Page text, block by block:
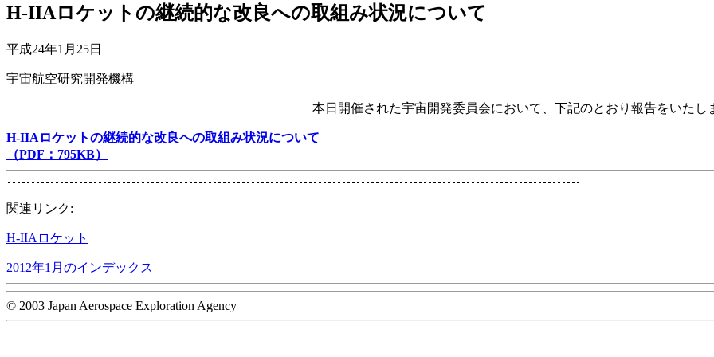
H-IIAロケットの継続的な改良への取組み状況について
平成24年1月25日
宇宙航空研究開発機構
本日開催された宇宙開発委員会において、下記のとおり報告をいたし
H-IIAロケットの継続的な改良への取組み状況について
（PDF：795KB）
関連リンク:
H-IIAロケット
2012年1月のインデックス
© 2003 Japan Aerospace Exploration Agency